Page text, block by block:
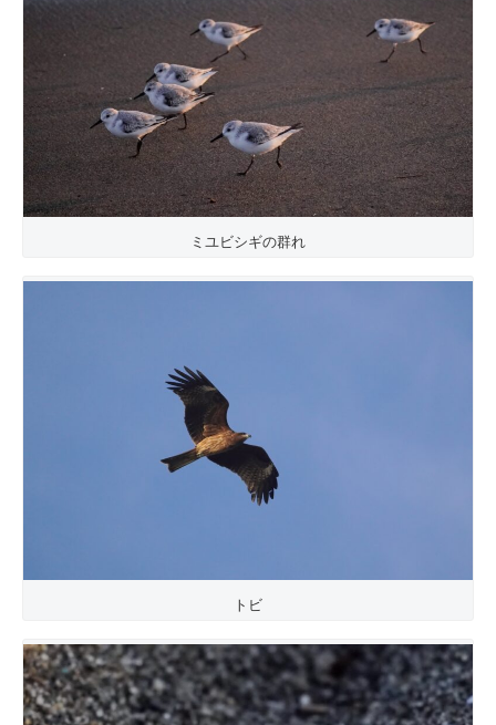
ミユビシギの群れ
トビ